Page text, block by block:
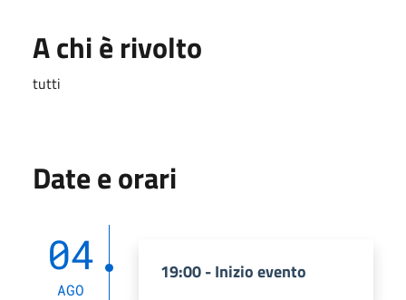
A chi è rivolto
tutti
Date e orari
04
AGO
19:00 - Inizio evento